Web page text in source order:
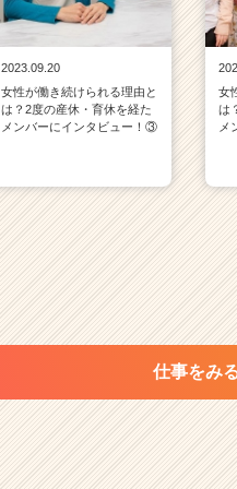
2023.09.20
女性が働き続けられる理由と
は？2度の産休・育休を経た
メンバーにインタビュー！③
女
は
メ
仕事をみ